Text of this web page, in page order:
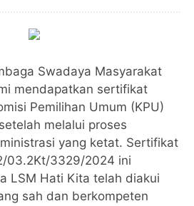
Swadaya Masyarakat
mendapatkan sertifikat
Pemilihan Umum (KPU)
melalui proses
yang ketat. Sertifikat
03.2Kt/3329/2024 ini
LSM Hati Kita telah diakui
sah dan berkompeten